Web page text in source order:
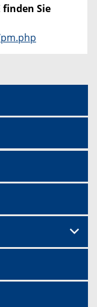
finden Sie